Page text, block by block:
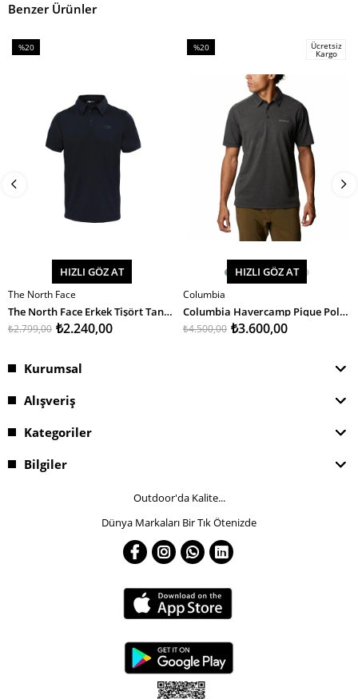
Benzer Ürünler
SEPETE EKLE
%20
HIZLI GÖZ AT
The North Face
The North Face Erkek Tişört Tanken Polo - Eu
₺2.240,00
₺2.799,00
SEPETE EKLE
%20
Ücretsiz
Kargo
HIZLI GÖZ AT
Columbia
Columbia Havercamp Pique Polo Erkek T-Shirt
₺3.600,00
₺4.500,00
Kurumsal
Alışveriş
Kategoriler
Bilgiler
Outdoor'da Kalite...
Dünya Markaları Bir Tık Ötenizde